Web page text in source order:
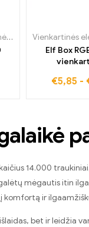
Vienkartinės elektroninės cigaretės ,ELF BOX
Elf Box
€5,85 -
14.000
mėgautis itin
komfortą ir
bet ir leidžia